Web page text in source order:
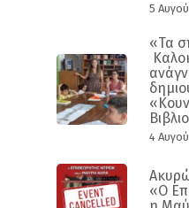
5
«Τα
4
«Ο